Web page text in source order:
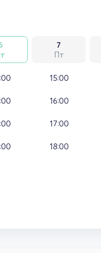
7
Пт
15:00
16:00
17:00
18:00